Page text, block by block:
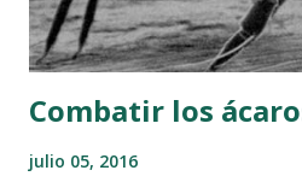
t
a
iCombatir los
julio 05, 2016